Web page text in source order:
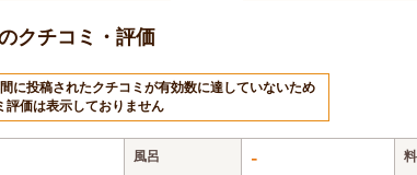
クチコミ・評価
に投稿されたクチコミが有効数に達していないため
評価は表示しておりません
風呂 -